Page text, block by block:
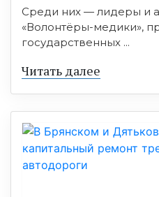
Среди них — лидеры и
«Волонтёры-медики»,
государственных ...
Читать далее